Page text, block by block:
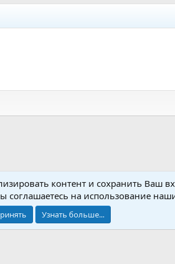
Обратная связь
контент и сохранить Ваш
соглашаетесь на использование
Узнать больше...